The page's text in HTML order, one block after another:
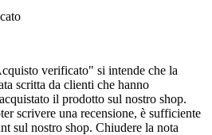
verificato" si intende che la
scritta da clienti che hanno
il prodotto sul nostro shop.
scrivere una recensione, è sufficiente
sul nostro shop. Chiudere la nota